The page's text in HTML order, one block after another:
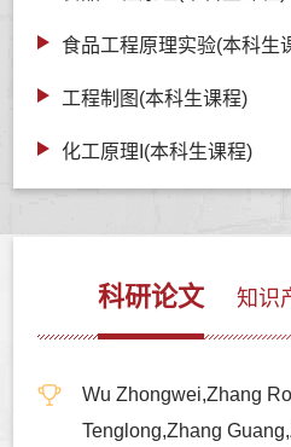
食品工程原理实验(本科生
工程制图(本科生课程)
化工原理I(本科生课程)
科研论文 知识
Wu Zhongwei,Zhang
Tenglong,Zhang